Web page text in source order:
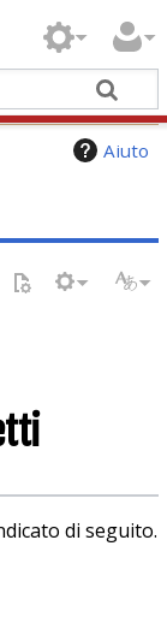
Aiuto
di seguito.